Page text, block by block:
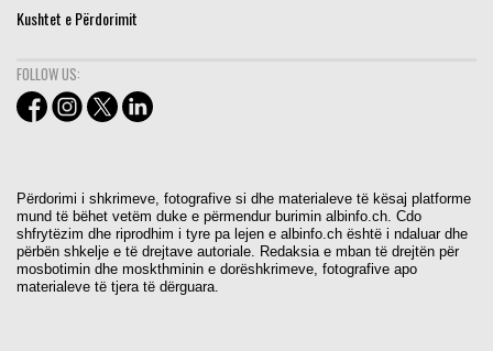
Kushtet e Përdorimit
FOLLOW US:
Përdorimi i shkrimeve, fotografive si dhe materialeve të kësaj platforme
mund të bëhet vetëm duke e përmendur burimin albinfo.ch. Cdo
shfrytëzim dhe riprodhim i tyre pa lejen e albinfo.ch është i ndaluar dhe
përbën shkelje e të drejtave autoriale. Redaksia e mban të drejtën për
mosbotimin dhe moskthminin e dorëshkrimeve, fotografive apo
materialeve të tjera të dërguara.